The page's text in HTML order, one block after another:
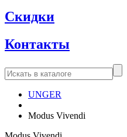
Скидки
Контакты
UNGER
Modus Vivendi